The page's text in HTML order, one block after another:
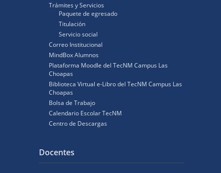
Trámites y Servicios
Paquete de egresado
Titulación
Servicio social
Correo Institucional
MindBox Alumnos
Plataforma Moodle del TecNM Campus Las
Choapas
Biblioteca Virtual e-Libro del TecNM Campus Las
Choapas
Bolsa de Trabajo
Calendario Escolar TecNM
Centro de Descargas
Docentes